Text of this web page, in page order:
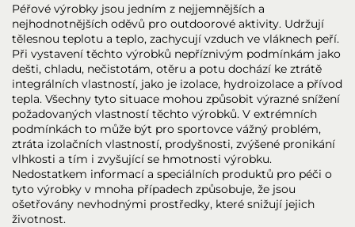
Péřové výrobky jsou jedním z nejjemnějších a
nejhodnotnějších oděvů pro outdoorové aktivity. Udržují
tělesnou teplotu a teplo, zachycují vzduch ve vláknech peří.
Při vystavení těchto výrobků nepříznivým podmínkám jako
dešti, chladu, nečistotám, otěru a potu dochází ke ztrátě
integrálních vlastností, jako je izolace, hydroizolace a přívod
tepla. Všechny tyto situace mohou způsobit výrazné snížení
požadovaných vlastností těchto výrobků. V extrémních
podmínkách to může být pro sportovce vážný problém,
ztráta izolačních vlastností, prodyšnosti, zvýšené pronikání
vlhkosti a tím i zvyšující se hmotnosti výrobku.
Nedostatkem informací a speciálních produktů pro péči o
tyto výrobky v mnoha případech způsobuje, že jsou
ošetřovány nevhodnými prostředky, které snižují jejich
životnost.